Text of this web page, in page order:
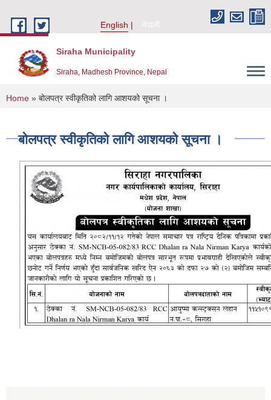
English
नेपाली
Siraha Municipality
Siraha, Madhesh Province, Nepal
You are here
Home » बोलपत्र स्वीकृतिको लागि आशयको सूचना ।
बोलपत्र स्वीकृतिको लागि आशयको सूचना ।